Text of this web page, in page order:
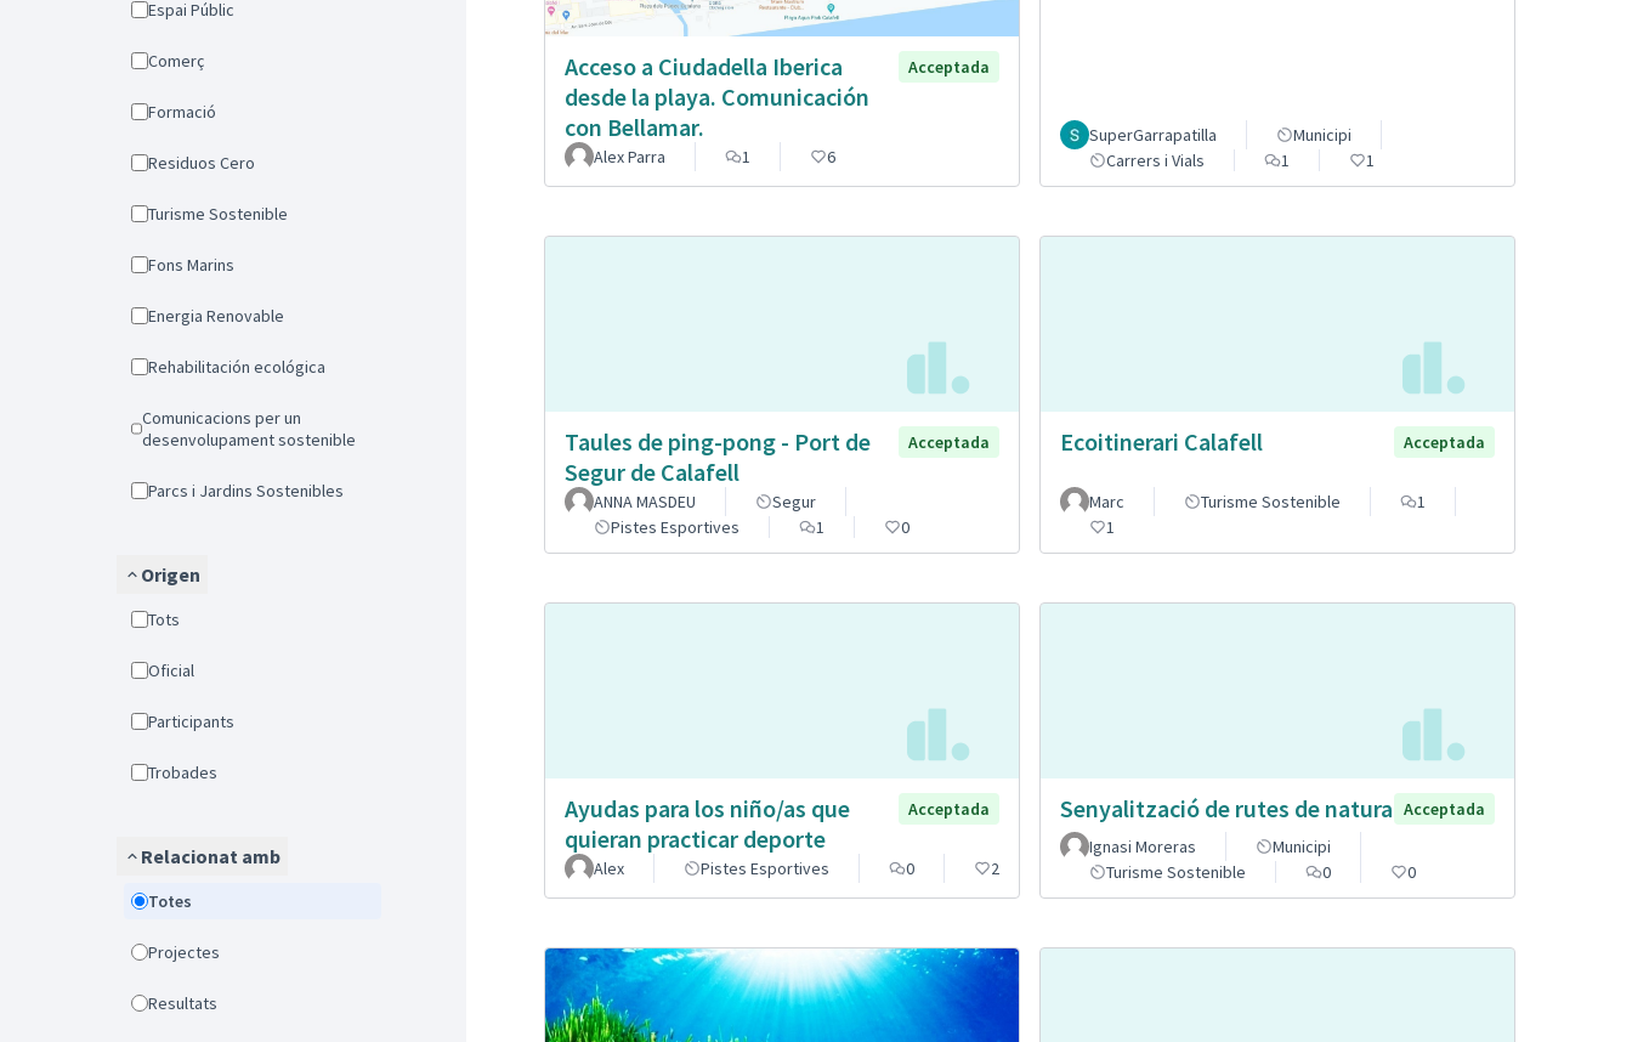
Espai Públic
Comerç
Formació
Residuos Cero
Turisme Sostenible
Fons Marins
Energia Renovable
Rehabilitación ecológica
Comunicacions per un
desenvolupament sostenible
Parcs i Jardins Sostenibles
Origen
Tots
Oficial
Participants
Trobades
Relacionat amb
Totes
Projectes
Resultats
Acceso a Ciudadella Iberica
desde la playa. Comunicación
con Bellamar.
Acceptada
Alex Parra 1 6
SuperGarrapatilla
Municipi
Carrers i Vials
1 1
Taules de ping-pong - Port de
Segur de Calafell
Acceptada
ANNA MASDEU
Segur
Pistes Esportives
1 0
Ecoitinerari Calafell Acceptada
Marc Turisme Sostenible
1
1
Ayudas para los niño/as que
quieran practicar deporte
Acceptada
Alex Pistes Esportives 0 2
Senyalització de rutes de natura Acceptada
Ignasi Moreras
Municipi
Turisme Sostenible
0 0